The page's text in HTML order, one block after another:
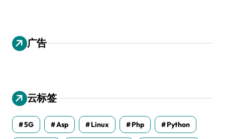
广告
云标签
5G Asp Linux Php Python